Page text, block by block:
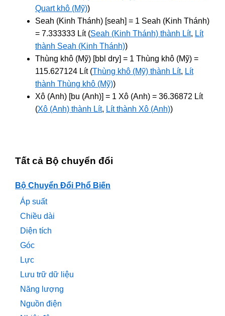
Quart khô (Mỹ))
Seah (Kinh Thánh) [seah] = 1 Seah (Kinh Thánh)
= 7.333333 Lít (Seah (Kinh Thánh) thành Lít, Lít
thành Seah (Kinh Thánh))
Thùng khô (Mỹ) [bbl dry] = 1 Thùng khô (Mỹ) =
115.627124 Lít (Thùng khô (Mỹ) thành Lít, Lít
thành Thùng khô (Mỹ))
Xô (Anh) [bu (Anh)] = 1 Xô (Anh) = 36.36872 Lít
(Xô (Anh) thành Lít, Lít thành Xô (Anh))
Tất cả Bộ chuyển đổi
Bộ Chuyển Đổi Phổ Biến
Áp suất
Chiều dài
Diện tích
Góc
Lực
Lưu trữ dữ liệu
Năng lượng
Nguồn điện